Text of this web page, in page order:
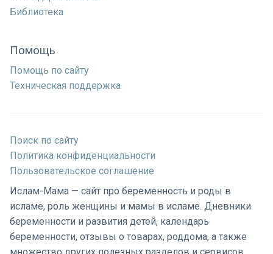
Библиотека
Помощь
Помощь по сайту
Техническая поддержка
Поиск по сайту
Политика конфиденциальности
Пользовательское соглашение
Ислам-Мама — сайт про беременность и роды в
исламе, роль женщины и мамы в исламе. Дневники
беременности и развития детей, календарь
беременности, отзывы о товарах, роддома, а также